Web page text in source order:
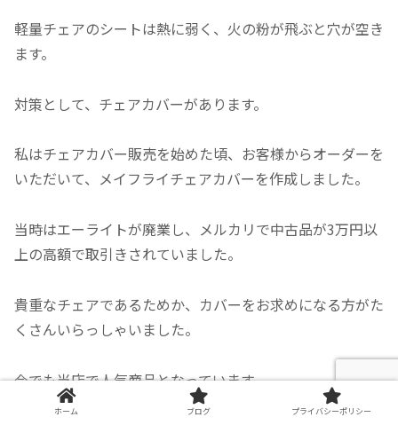
軽量チェアのシートは熱に弱く、火の粉が飛ぶと穴が空き
ます。
対策として、チェアカバーがあります。
私はチェアカバー販売を始めた頃、お客様からオーダーを
いただいて、メイフライチェアカバーを作成しました。
当時はエーライトが廃業し、メルカリで中古品が3万円以
上の高額で取引きされていました。
貴重なチェアであるためか、カバーをお求めになる方がた
くさんいらっしゃいました。
今でも当店で人気商品となっています。
ホーム ブログ プライバシーポリシー